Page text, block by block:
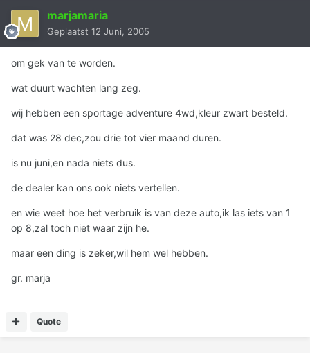
marjamaria
Geplaatst 12 Juni, 2005
om gek van te worden.
wat duurt wachten lang zeg.
wij hebben een sportage adventure 4wd,kleur zwart besteld.
dat was 28 dec,zou drie tot vier maand duren.
is nu juni,en nada niets dus.
de dealer kan ons ook niets vertellen.
en wie weet hoe het verbruik is van deze auto,ik las iets van 1
op 8,zal toch niet waar zijn he.
maar een ding is zeker,wil hem wel hebben.
gr. marja
Quote